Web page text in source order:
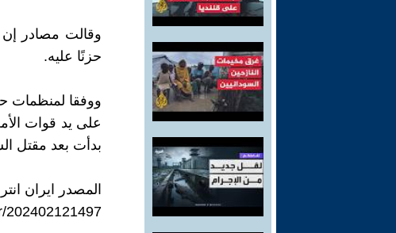
وقالت مصادر إن
حزنًا عليه.
على يد قوات
بدأت بعد مقتل
المصدر ايران
202402121497